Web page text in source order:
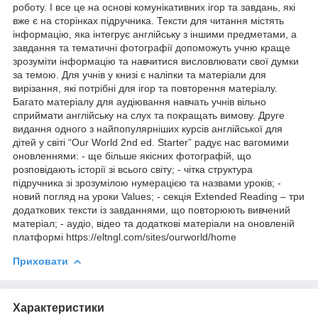
роботу. І все це на основі комунікативних ігор та завдань, які
вже є на сторінках підручника. Тексти для читання містять
інформацію, яка інтегрує англійську з іншими предметами, а
завдання та тематичні фотографії допоможуть учню краще
зрозуміти інформацію та навчитися висловлювати свої думки
за темою. Для учнів у книзі є наліпки та матеріали для
вирізання, які потрібні для ігор та повторення матеріалу.
Багато матеріалу для аудіювання навчать учнів вільно
сприймати англійську на слух та покращать вимову. Друге
видання одного з найпопулярніших курсів англійської для
дітей у світі “Our World 2nd ed. Starter” радує нас вагомими
оновленнями: - ще більше якісних фотографій, що
розповідають історії зі всього світу; - чітка структура
підручника зі зрозумілою нумерацією та назвами уроків; -
новий погляд на уроки Values; - секція Extended Reading – три
додаткових тексти із завданнями, що повторюють вивчений
матеріал; - аудіо, відео та додаткові матеріали на оновленій
платформі https://eltngl.com/sites/ourworld/home
Приховати
Характеристики